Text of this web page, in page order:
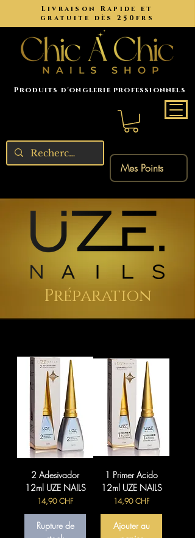
Livraison Rapide et
gratuite dès 250frs
Produits d'onglerie professionnels
Mes Points
Préparation
2 Adesivador
12ml UZE NAILS
Prix
14,90 CHF
Rupture de
1 Primer Acido
12ml UZE NAILS
Prix
14,90 CHF
Ajouter au